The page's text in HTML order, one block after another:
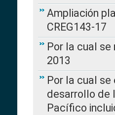
Ampliación
CREG143-17
Por la cual se
2013
Por la cual
desarrollo de
Pacífico